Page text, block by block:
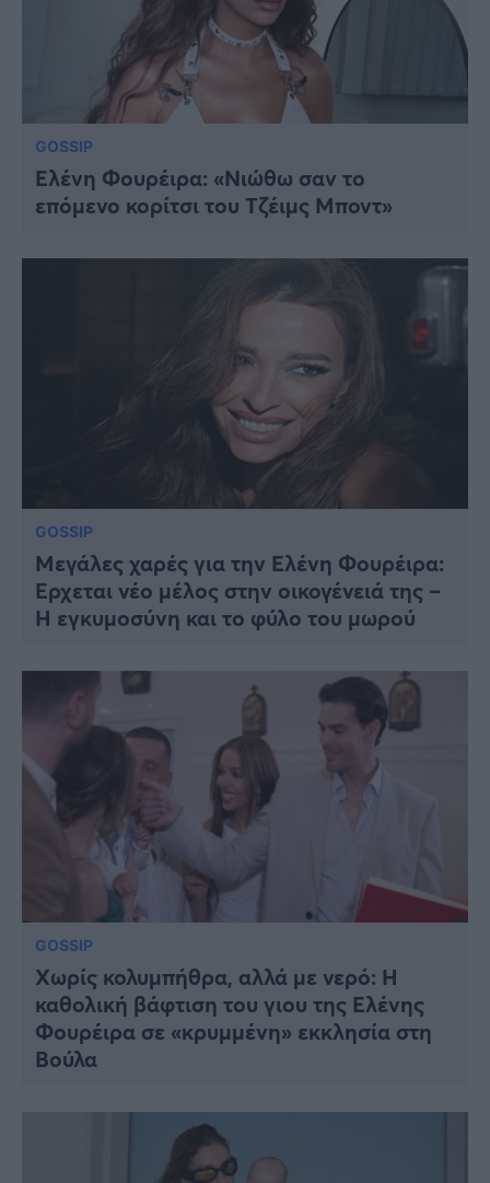
GOSSIP
Ελένη Φουρέιρα: «Νιώθω σαν το
επόμενο κορίτσι του Τζέιμς Μποντ»
GOSSIP
Μεγάλες χαρές για την Ελένη Φουρέιρα:
Έρχεται νέο μέλος στην οικογένειά της –
Η εγκυμοσύνη και το φύλο του μωρού
GOSSIP
Χωρίς κολυμπήθρα, αλλά με νερό: Η
καθολική βάφτιση του γιου της Ελένης
Φουρέιρα σε «κρυμμένη» εκκλησία στη
Βούλα